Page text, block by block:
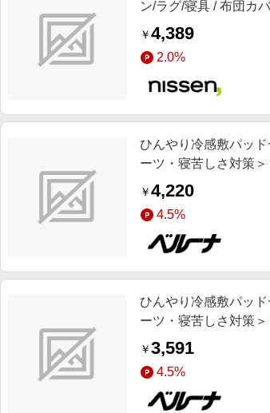
ン/ラグ/寝具 / 布団カ
￥4,389
2.0%
ひんやり冷感敷パッ
ーツ・寝苦しさ対策
冷感 SNS,インテリア
￥4,220
4.5%
ひんやり冷感敷パッ
ーツ・寝苦しさ対策
SNS,インテリア,お薦
￥3,591
4.5%